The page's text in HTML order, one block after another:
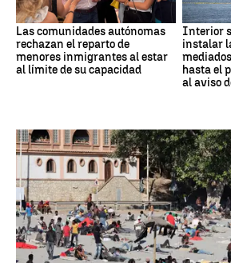
Las comunidades autónomas
rechazan el reparto de
menores inmigrantes al estar
al límite de su capacidad
Interior
instalar
hasta el
al aviso